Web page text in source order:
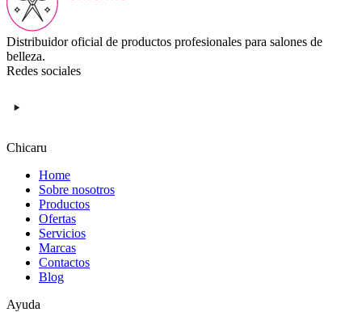
Distribuidor oficial de productos profesionales para salones de
belleza.
Redes sociales
Chicaru
Home
Sobre nosotros
Productos
Ofertas
Servicios
Marcas
Contactos
Blog
Ayuda